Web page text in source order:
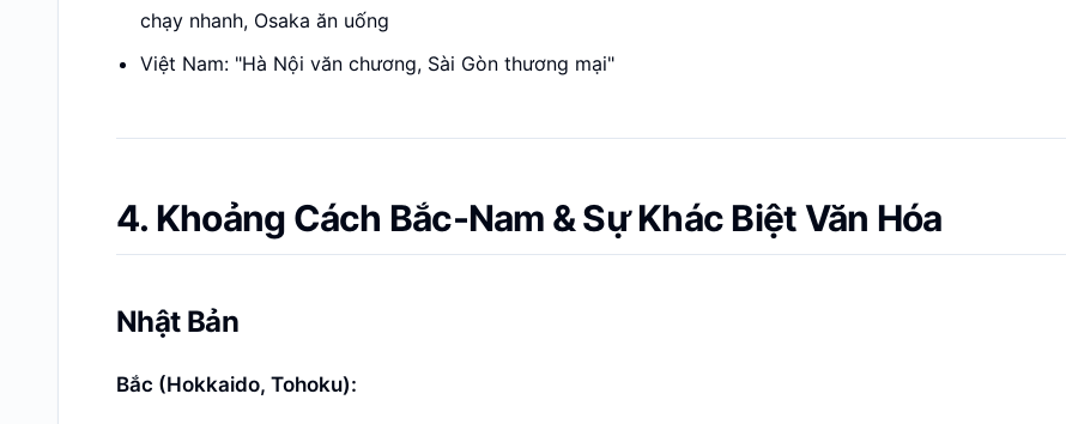
chạy nhanh, Osaka ăn uống
Việt Nam: "Hà Nội văn chương, Sài Gòn thương mại"
4. Khoảng Cách Bắc-Nam & Sự Khác Biệt Văn Hóa
Nhật Bản
Bắc (Hokkaido, Tohoku):